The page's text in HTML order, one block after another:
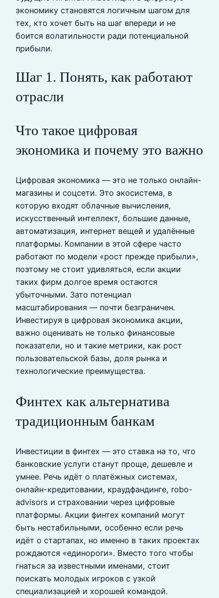
экономику становятся логичным шагом для
тех, кто хочет быть на шаг впереди и не
боится волатильности ради потенциальной
прибыли.
Шаг 1. Понять, как работают
отрасли
Что такое цифровая
экономика и почему это важно
Цифровая экономика — это не только онлайн-
магазины и соцсети. Это экосистема, в
которую входят облачные вычисления,
искусственный интеллект, большие данные,
автоматизация, интернет вещей и удалённые
платформы. Компании в этой сфере часто
работают по модели «рост прежде прибыли»,
поэтому не стоит удивляться, если акции
таких фирм долгое время остаются
убыточными. Зато потенциал
масштабирования — почти безграничен.
Инвестируя в цифровая экономика акции,
важно оценивать не только финансовые
показатели, но и такие метрики, как рост
пользовательской базы, доля рынка и
технологические преимущества.
Финтех как альтернатива
традиционным банкам
Инвестиции в финтех — это ставка на то, что
банковские услуги станут проще, дешевле и
умнее. Речь идёт о платёжных системах,
онлайн-кредитовании, краудфандинге, robo-
advisors и страховании через цифровые
платформы. Акции финтех компаний могут
быть нестабильными, особенно если речь
идёт о стартапах, но именно в таких проектах
рождаются «единороги». Вместо того чтобы
гнаться за известными именами, стоит
поискать молодых игроков с узкой
специализацией и хорошей командой.